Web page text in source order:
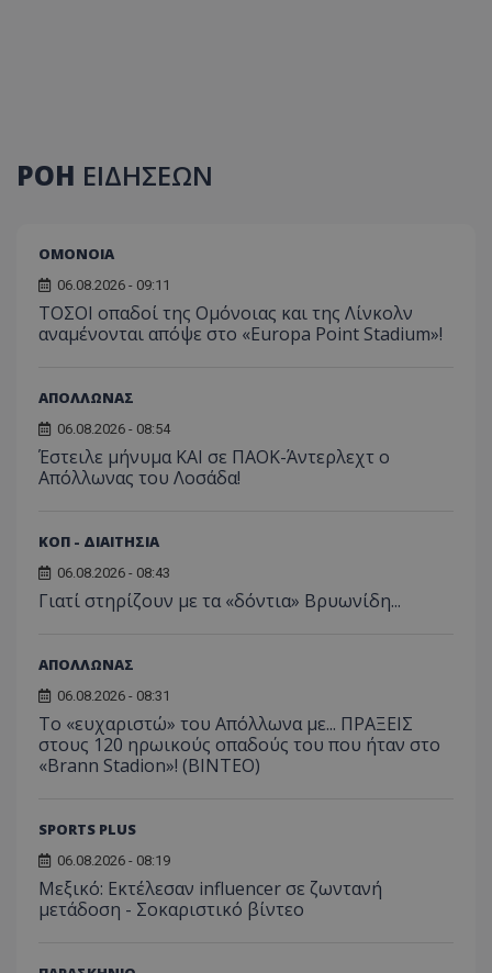
ΡΟΗ ΕΙΔΗΣΕΩΝ
ΟΜΟΝΟΙΑ
06.08.2026 - 09:11
ΤΟΣΟΙ οπαδοί της Ομόνοιας και της Λίνκολν
αναμένονται απόψε στο «Europa Point Stadium»!
ΑΠΟΛΛΩΝΑΣ
06.08.2026 - 08:54
Έστειλε μήνυμα ΚΑΙ σε ΠΑΟΚ-Άντερλεχτ ο
Απόλλωνας του Λοσάδα!
ΚΟΠ - ΔΙΑΙΤΗΣΙΑ
06.08.2026 - 08:43
Γιατί στηρίζουν με τα «δόντια» Βρυωνίδη...
ΑΠΟΛΛΩΝΑΣ
06.08.2026 - 08:31
Το «ευχαριστώ» του Απόλλωνα με... ΠΡΑΞΕΙΣ
στους 120 ηρωικούς οπαδούς του που ήταν στο
«Brann Stadion»! (ΒΙΝΤΕΟ)
SPORTS PLUS
06.08.2026 - 08:19
Μεξικό: Εκτέλεσαν influencer σε ζωντανή
μετάδοση - Σοκαριστικό βίντεο